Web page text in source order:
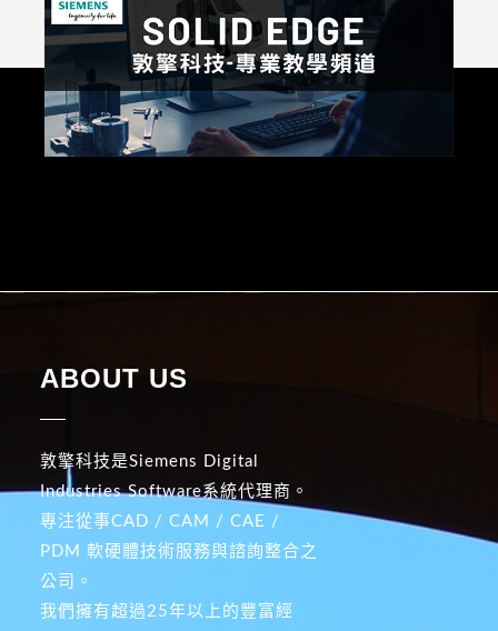
ABOUT US
敦擎科技是Siemens Digital
Industries Software系統代理商。
專注從事CAD / CAM / CAE /
PDM 軟硬體技術服務與諮詢整合之
公司。
我們擁有超過25年以上的豐富經